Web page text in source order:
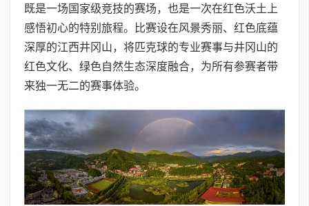
既是一场国家级竞技的赛场，也是一次在红色沃土上
感悟初心的特别旅程。比赛设在风景秀丽、红色底蕴
深厚的江西井冈山，将匹克球的专业赛事与井冈山的
红色文化、绿色自然生态深度融合，为所有参赛者带
来独一无二的赛事体验。